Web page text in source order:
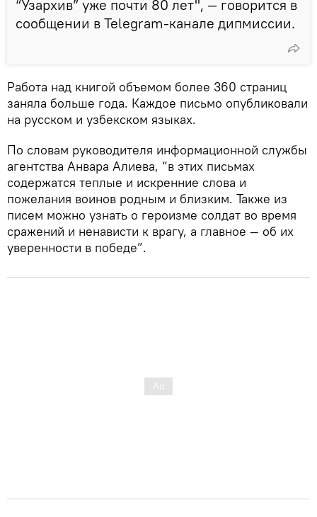
“Узархив” уже почти 80 лет", — говорится в
сообщении в Telegram-канале дипмиссии.
Работа над книгой объемом более 360 страниц
заняла больше года. Каждое письмо опубликовали
на русском и узбекском языках.
По словам руководителя информационной службы
агентства Анвара Алиева, “в этих письмах
содержатся теплые и искренние слова и
пожелания воинов родным и близким. Также из
писем можно узнать о героизме солдат во время
сражений и ненависти к врагу, а главное — об их
уверенности в победе”.